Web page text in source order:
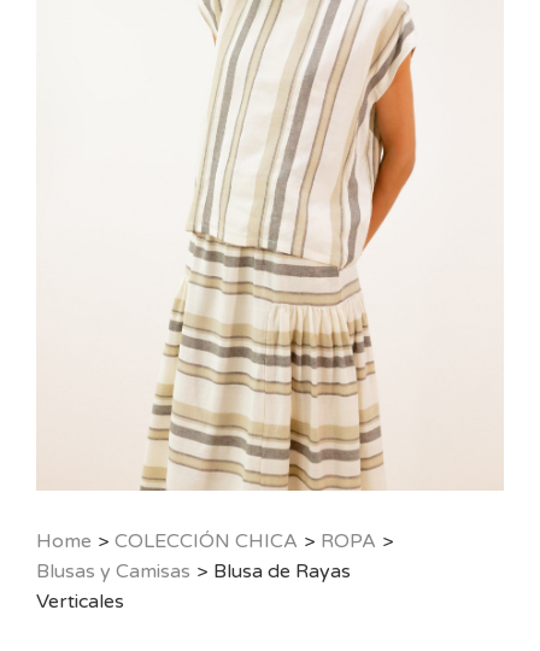
Home > COLECCIÓN CHICA > ROPA >
Blusas y Camisas > Blusa de Rayas
Verticales